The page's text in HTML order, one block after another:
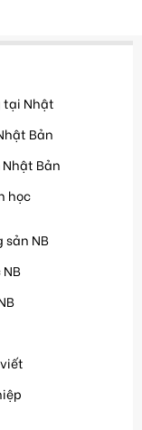
tại Nhật
Bản
Bản
học
sản NB